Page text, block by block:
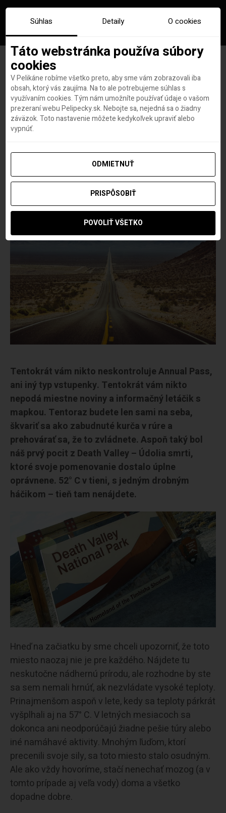
Roadtrip za 4 týždne okolo
USA: Death Valley (diel
štrnásty)
autorLovci leteniek a dovoleniek
Tentokrát vám nikto neskontroluje Annual Pass,
ani iný typ vstupenky. Tentokrát vám nikto
nepodá miestne noviny a informačný letáčik s
mapkou. Tentoraz budete len sami na seba,
škvariť sa ako zabudnuté kurča v rúre a
prehovárať sa, že to zvládnete. Aspoň taký bol
náš prvý pocit z Death Valley – Údolia smrti,
ktoré svoje pomenovanie dostalo úplne
oprávnene. 52° C v tieni, s jedným drobným
háčikom – tieň tam nenájdete.
Hneď na začiatku by sme chceli upozorniť, že toto
miesto naozaj nie je pre každého. Nájdete tu
neskutočne nádhernú prírodu, ale rozhodne by ste
sa sem nemali hrnúť, ak nezvládate vysoké teploty.
Prinajmenšom aspoň v lete, kedy sa teploty párkrát
vyšplhali aj na 57° C. V letných mesiacoch sa
dokonca ani neodporúčajú žiadne pešie túry alebo
iné namáhavé aktivity. Mnohým ľuďom, ktorí
precenili svoje sily, sa toto miesto stalo osudným.
Ale ako vždy hovoríme, stačí nenechať mozog (a v
tomto prípade aj veľa vody) doma a všetko
dopadne dobre.
Súhlas Detaily O cookies
Táto webstránka používa súbory
cookies
V Pelikáne robíme všetko preto, aby sme vám zobrazovali iba
obsah, ktorý vás zaujíma. Na to ale potrebujeme súhlas s
využívaním cookies. Tým nám umožníte používať údaje o vašom
prezeraní webu Pelipecky.sk. Nebojte sa, nejedná sa o žiadny
záväzok. Toto nastavenie môžete kedykoľvek upraviť alebo
vypnúť.
ODMIETNUŤ
PRISPÔSOBIŤ
POVOLIŤ VŠETKO